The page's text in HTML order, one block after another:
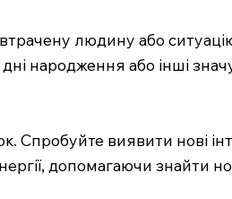
людину або
народження або інші
виявити нові
допомагаючи знайти